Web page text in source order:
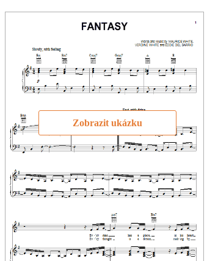
Zobrazit ukázku